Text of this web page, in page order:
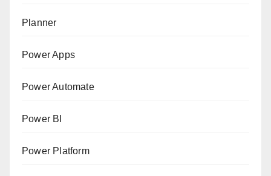
Planner
Power Apps
Power Automate
Power BI
Power Platform